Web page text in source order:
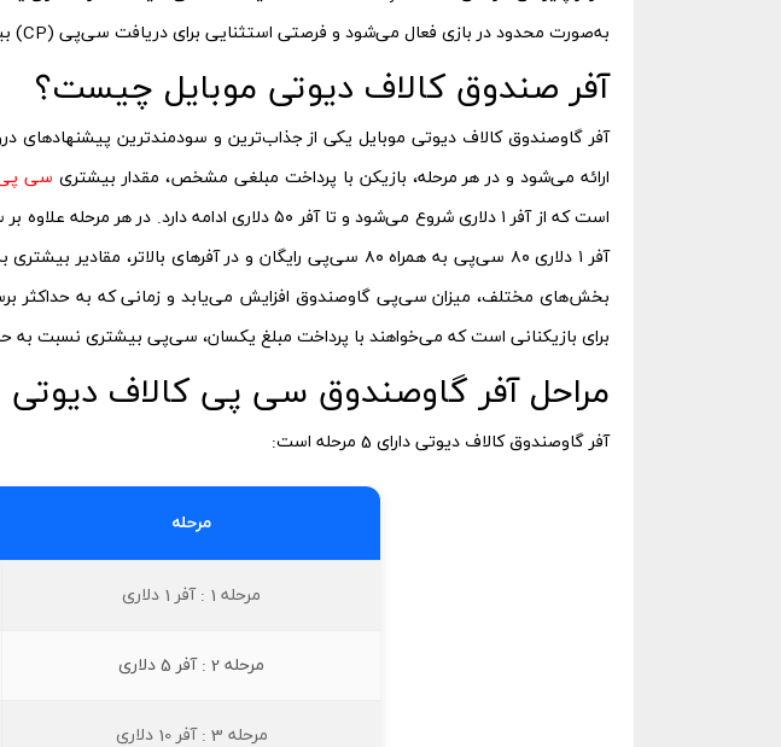
به‌صورت محدود در بازی فعال می‌شود و فرصتی استثنایی برای دریافت سی‌پی (CP) بیشتر با پرداخت کمتر در اختیار شما قرار می‌دهد.
آفر صندوق کالاف دیوتی موبایل چیست؟
آفر گاوصندوق کالاف دیوتی موبایل یکی از جذاب‌ترین و سودمندترین پیشنهادهای
ارائه می‌شود و در هر مرحله، بازیکن با پرداخت مبلغی مشخص، مقدار بیشتری سی‌ پی
است که از آفر ۱ دلاری شروع می‌شود و تا آفر ۵۰
آفر ۱ دلاری ۸۰ سی‌پی به همراه ۸۰ سی‌پی رایگان و در آفرهای
بخش‌های مختلف، میزان سی‌پی گاوصندوق افزایش می‌یابد و زمانی که به حداکثر
برای بازیکنانی است که می‌خواهند با پرداخت مبلغ یکسان، سی‌پی بیشتری نسبت به
مراحل آفر گاوصندوق سی پی کالاف دیوتی
آفر گاوصندوق کالاف دیوتی دارای 5 مرحله است:
مرحله
مرحله 1 : آفر 1 دلاری
مرحله 2 : آفر 5 دلاری
مرحله 3 : آفر 10 دلاری